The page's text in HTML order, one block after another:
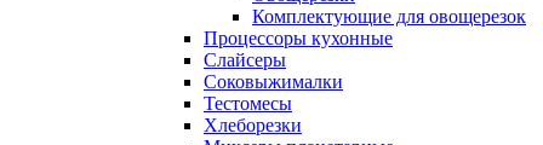
Комплектующие для овощерезок
Процессоры кухонные
Слайсеры
Соковыжималки
Тестомесы
Хлеборезки